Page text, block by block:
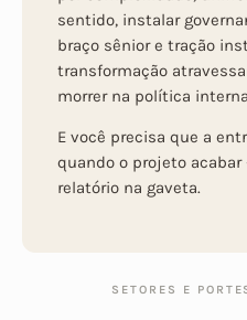
sentido, instalar
braço sênior e tração
transformação
morrer na política
E você precisa que a
quando o projeto
relatório na gaveta.
SETORES E